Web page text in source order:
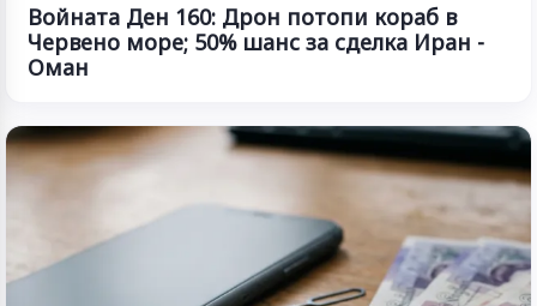
Войната Ден 160: Дрон потопи кораб в
Червено море; 50% шанс за сделка Иран -
Оман